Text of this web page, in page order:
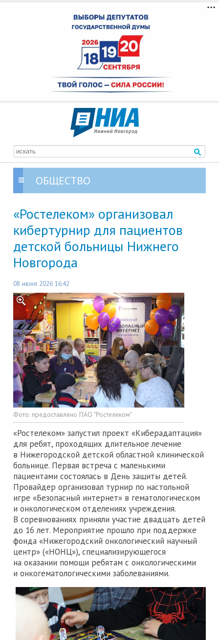
ОБЩЕСТВО
«Ростелеком» организовал
кибертурнир для пациентов
детской больницы Нижнего
Новгорода
08 июня 2026 16:42
Фото: предоставлено ПАО "Ростелеком"
«Ростелеком» запустил проект «Киберадаптация»
для ребят, проходящих длительное лечение
в Нижегородской детской областной клинической
больнице. Первая встреча с маленькими
пациентами состоялась в День защиты детей.
Провайдер организовал турнир по настольной
игре «Безопасный интернет» в гематологическом
и онкологическом отделениях учреждения.
В соревнованиях приняли участие двадцать детей
до 16 лет. Мероприятие прошло при поддержке
фонда «Нижегородский онкологический научный
центр» («НОНЦ»), специализирующегося
на оказании помощи ребятам с онкологическими
и онкогематологическими заболеваниями.